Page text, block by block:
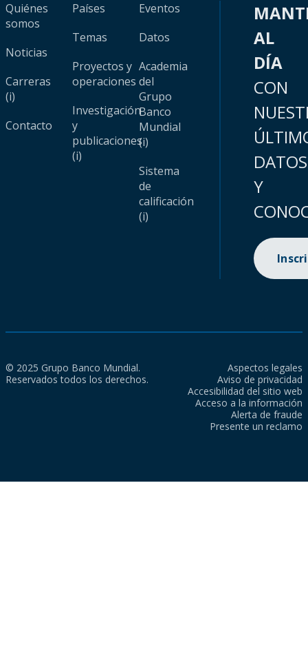
Quiénes
somos
Noticias
Carreras
(i)
Contacto
Países
Temas
Proyectos y
operaciones
Investigación
y
publicaciones
(i)
Eventos
Datos
Academia
del
Grupo
Banco
Mundial
(i)
Sistema
de
calificación
(i)
AL
DÍA
CON
DATOS
Y
© 2025 Grupo Banco Mundial.
Reservados todos los derechos.
Aspectos legales
Aviso de privacidad
Accesibilidad del sitio web
Acceso a la información
Alerta de fraude
Presente un reclamo